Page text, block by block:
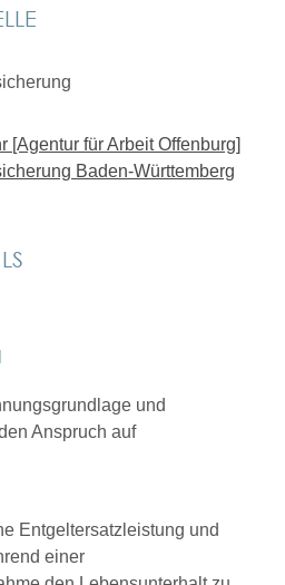
[Agentur für Arbeit Offenburg]
Baden-Württemberg
und
Anspruch auf
Entgeltersatzleistung und
einer